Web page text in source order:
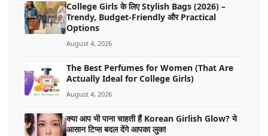
College Girls के लिए Stylish Bags (2026) –
Trendy, Budget-Friendly और Practical
Options
August 4, 2026
The Best Perfumes for Women (That Are
Actually Ideal for College Girls)
August 4, 2026
क्या आप भी पाना चाहती हैं Korean Girlish Glow? ये
आसान टिप्स बदल देंगे आपका लुक!